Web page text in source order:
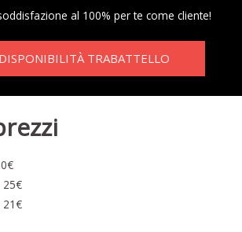
al 100% per te come cliente!
TRABATTELLO
25€
21€